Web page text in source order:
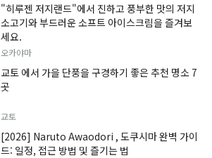
"히루젠 저지랜드"에서 진하고 풍부한 맛의 저지
소고기와 부드러운 소프트 아이스크림을 즐겨보
세요.
오카야마
교토 에서 가을 단풍을 구경하기 좋은 추천 명소 7
곳
교토
[2026] Naruto Awaodori , 도쿠시마 완벽 가이
드: 일정, 접근 방법 및 즐기는 법